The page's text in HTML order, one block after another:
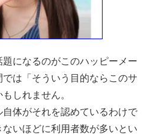
になるのがこのハッピーメー
は「そういう目的ならこのサ
しれません。
体がそれを認めているわけで
いほどに利用者数が多いとい